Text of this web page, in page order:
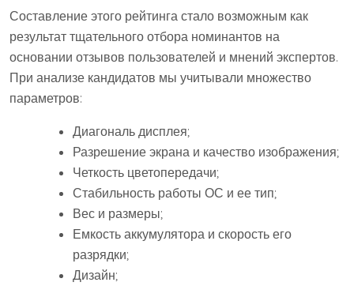
Составление этого рейтинга стало возможным как
результат тщательного отбора номинантов на
основании отзывов пользователей и мнений экспертов.
При анализе кандидатов мы учитывали множество
параметров:
Диагональ дисплея;
Разрешение экрана и качество изображения;
Четкость цветопередачи;
Стабильность работы ОС и ее тип;
Вес и размеры;
Емкость аккумулятора и скорость его
разрядки;
Дизайн;